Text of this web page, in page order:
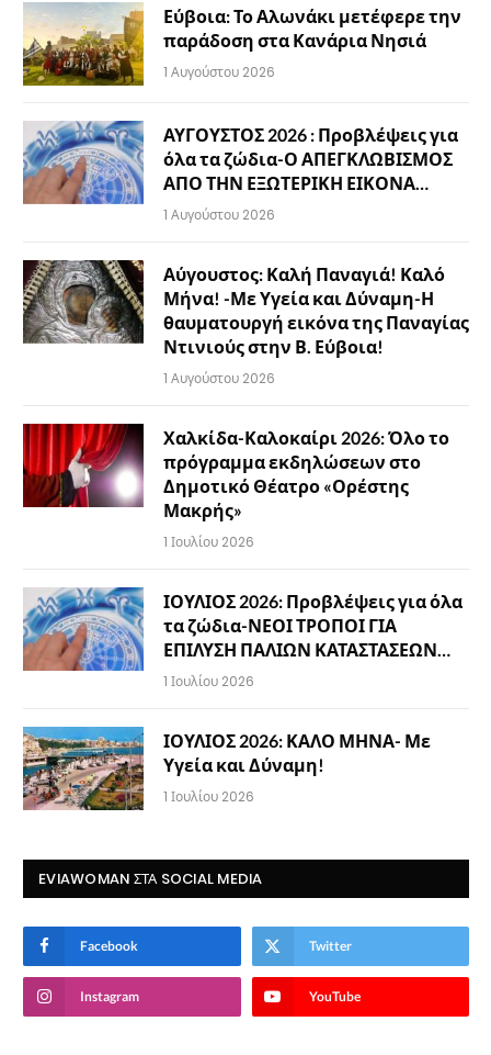
Εύβοια: Το Αλωνάκι μετέφερε την
παράδοση στα Κανάρια Νησιά
1 Αυγούστου 2026
ΑΥΓΟΥΣΤΟΣ 2026 : Προβλέψεις για
όλα τα ζώδια-Ο ΑΠΕΓΚΛΩΒΙΣΜΟΣ
ΑΠΟ ΤΗΝ ΕΞΩΤΕΡΙΚΗ ΕΙΚΟΝΑ…
1 Αυγούστου 2026
Αύγουστος: Καλή Παναγιά! Καλό
Μήνα! -Με Υγεία και Δύναμη-Η
θαυματουργή εικόνα της Παναγίας
Ντινιούς στην Β. Εύβοια!
1 Αυγούστου 2026
Χαλκίδα-Καλοκαίρι 2026: Όλο το
πρόγραμμα εκδηλώσεων στο
Δημοτικό Θέατρο «Ορέστης
Μακρής»
1 Ιουλίου 2026
ΙΟΥΛΙΟΣ 2026: Προβλέψεις για όλα
τα ζώδια-ΝΕΟΙ ΤΡΟΠΟΙ ΓΙΑ
ΕΠΙΛΥΣΗ ΠΑΛΙΩΝ ΚΑΤΑΣΤΑΣΕΩΝ…
1 Ιουλίου 2026
ΙΟΥΛΙΟΣ 2026: ΚΑΛΟ ΜΗΝΑ- Με
Υγεία και Δύναμη!
1 Ιουλίου 2026
EVIAWOMAN ΣΤΑ SOCIAL MEDIA
Facebook Twitter
Instagram YouTube